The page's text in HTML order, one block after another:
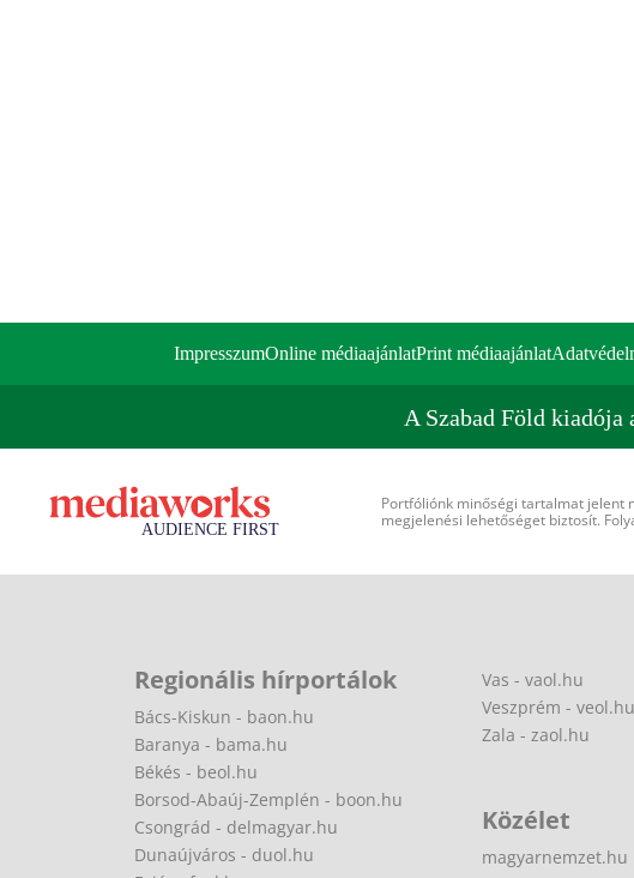
ImpresszumOnline médiaajánlatPrint médiaajánlat
A Szabad Föld
Portfóliónk minőségi tartalmat jelent
megjelenési lehetőséget biztosít.
Regionális hírportálok
Bács-Kiskun - baon.hu
Baranya - bama.hu
Békés - beol.hu
Borsod-Abaúj-Zemplén - boon.hu
Csongrád - delmagyar.hu
Dunaújváros - duol.hu
Vas - vaol.hu
Veszprém - veol.hu
Zala - zaol.hu
Közélet
magyarnemzet.hu